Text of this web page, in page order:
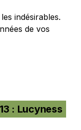
indésirables.
de vos
: Lucyness